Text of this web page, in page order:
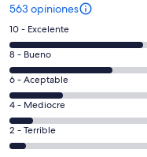
563 opiniones
Evaluación:
10
-
Excelente.
226
de
563
opiniones
10 - Excelente
Evaluación:
8
-
Bueno.
175
de
8 - Bueno
Evaluación:
6
-
Aceptable.
92
6 - Aceptable
Evaluación:
4
-
4 - Mediocre
Evaluación:
2
2 - Terrible